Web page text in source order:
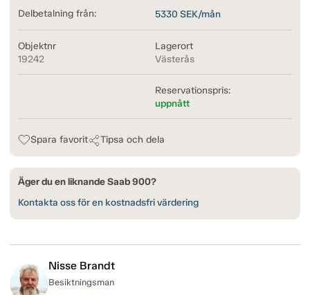
Delbetalning från: 5330 SEK/mån
Objektnr
19242
Lagerort
Västerås
Reservationspris:
uppnått
Spara favorit Tipsa och dela
Äger du en liknande Saab 900?
Kontakta oss för en kostnadsfri värdering
Nisse Brandt
Besiktningsman